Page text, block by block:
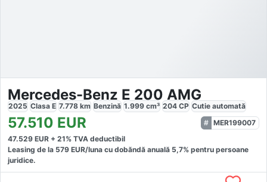
Mercedes-Benz E 200 AMG
2025 Clasa E 7.778 km Benzină 1.999 cm³ 204 CP Cutie automată
57.510 EUR
MER199007
47.529 EUR + 21% TVA deductibil
Leasing de la 579 EUR/luna cu dobăndă anuală 5,7% pentru persoane
juridice.